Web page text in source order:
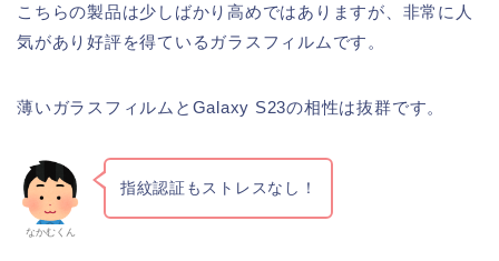
こちらの製品は少しばかり高めではありますが、非常に人
気があり好評を得ているガラスフィルムです。
薄いガラスフィルムとGalaxy S23の相性は抜群です。
なかむくん
指紋認証もストレスなし！